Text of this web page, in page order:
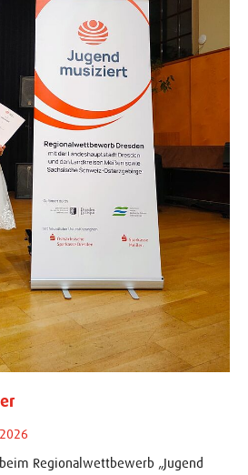
Regionalwettbewerb „Jugend